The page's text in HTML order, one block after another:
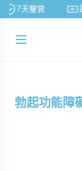
7天鑒賞 貨
勃起功能障